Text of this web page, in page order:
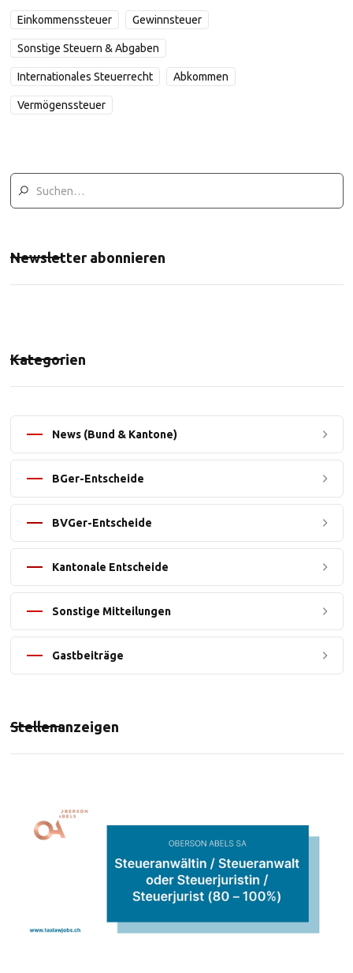
Einkommenssteuer Gewinnsteuer
Sonstige Steuern & Abgaben
Internationales Steuerrecht Abkommen
Vermögenssteuer
Newsletter abonnieren
Kategorien
News (Bund & Kantone)
BGer-Entscheide
BVGer-Entscheide
Kantonale Entscheide
Sonstige Mitteilungen
Gastbeiträge
Stellenanzeigen